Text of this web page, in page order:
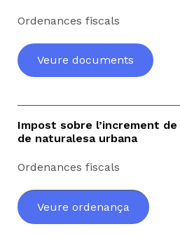
Ordenances fiscals
Veure documents
Impost sobre l’increment
de naturalesa urbana
Ordenances fiscals
Veure ordenança